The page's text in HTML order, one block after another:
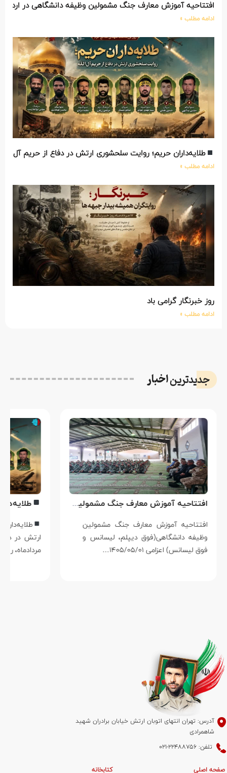
افتتاحیه آموزش معارف جنگ مشمولین وظیفه دانشگاهی در
ادامه مطلب »
طلایه‌داران حریم؛ روایت سلحشوری ارتش در دفاع از حریم آل‌الله
ادامه مطلب »
روز خبرنگار گرامی باد
ادامه مطلب »
جدیدتریناخبار
افتتاحیه آموزش معارف جنگ مشمولین وظیفه دانشگاهی در اردوگاه مرکز آموزش شهدای وظیفه نداجا خارج از شهر سیرجان
افتتاحیه آموزش معارف جنگ مشمولین
وظیفه دانشگاهی(فوق دیپلم، لیسانس و
فوق لیسانس) اعزامی ۱۴۰۵/۰۵/۰۱…
ارتش در
مردادماه،
آدرس: تهران انتهای اتوبان ارتش خیابان برادران شهید
شاهمرادی
تلفن: 22488756-021
صفحه اصلی کتابخانه